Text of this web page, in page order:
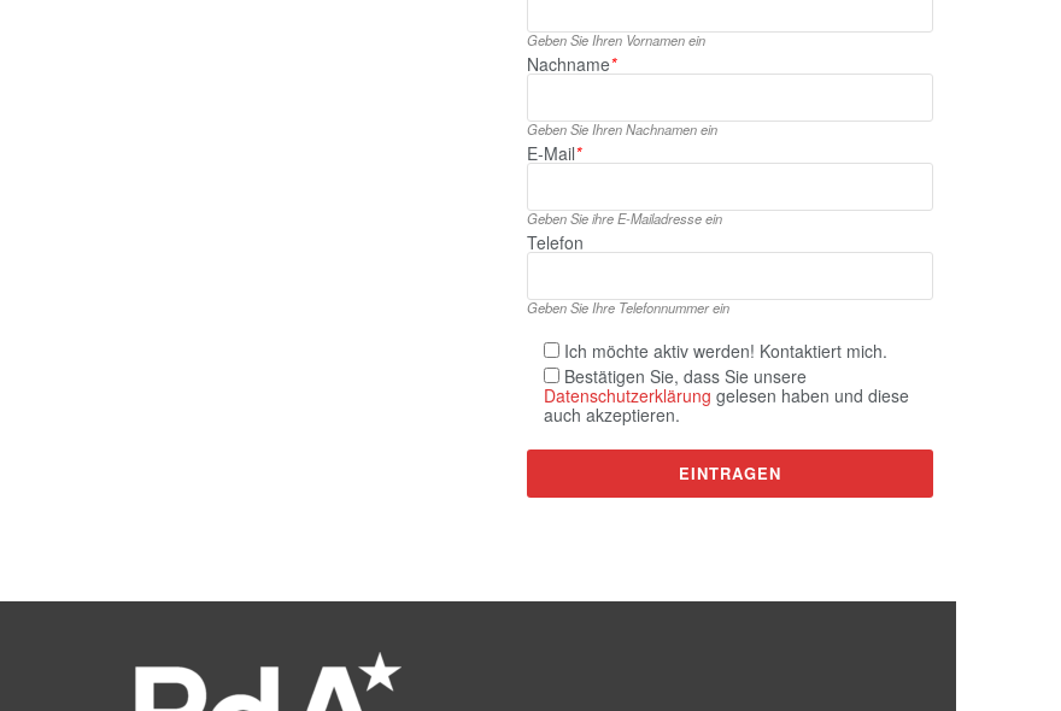
Geben Sie Ihren Vornamen ein
Nachname*
Geben Sie Ihren Nachnamen ein
E‑Mail*
Geben Sie ihre E‑Mailadresse ein
Telefon
Geben Sie Ihre Telefonnummer ein
Ich möchte aktiv werden! Kontaktiert mich.
Bestätigen Sie, dass Sie unsere
Datenschutzerklärung gelesen haben und diese
auch akzeptieren.